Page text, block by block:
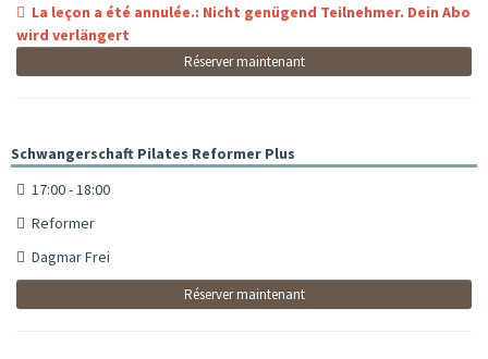
La leçon a été annulée.: Nicht genügend Teilnehmer. Dein Abo
wird verlängert
Réserver maintenant
Schwangerschaft Pilates Reformer Plus
17:00 - 18:00
Reformer
Dagmar Frei
Réserver maintenant